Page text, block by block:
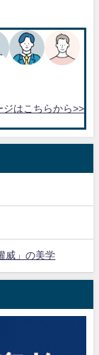
ジはこちらから>>
威」の美学